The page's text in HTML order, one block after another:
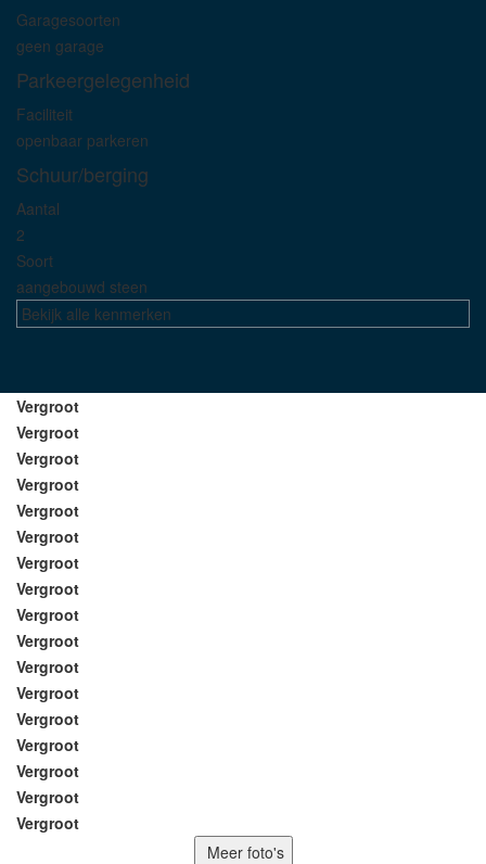
Garagesoorten
geen garage
Parkeergelegenheid
Faciliteit
openbaar parkeren
Schuur/berging
Aantal
2
Soort
aangebouwd steen
Bekijk alle kenmerken
Vergroot
Vergroot
Vergroot
Vergroot
Vergroot
Vergroot
Vergroot
Vergroot
Vergroot
Vergroot
Vergroot
Vergroot
Vergroot
Vergroot
Vergroot
Vergroot
Vergroot
Meer foto's